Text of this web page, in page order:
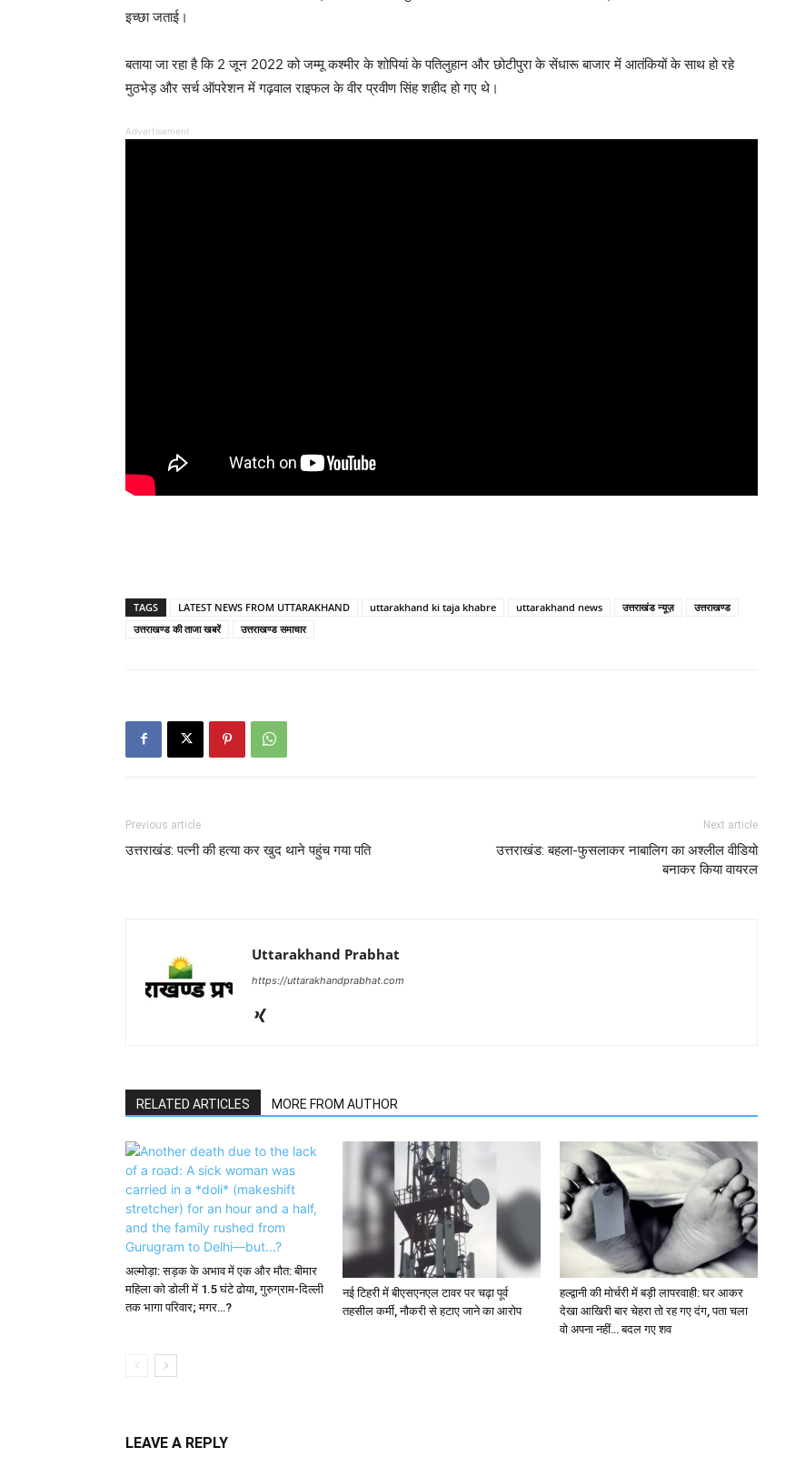
इच्छा जताई।
बताया जा रहा है कि 2 जून 2022 को जम्मू कश्मीर के शोपियां के पतिलुहान और छोटीपुरा के सेंधारू बाजार में आतंकियों के साथ हो रहे
मुठभेड़ और सर्च ऑपरेशन में गढ़वाल राइफल के वीर प्रवीण सिंह शहीद हो गए थे।
Advertisement
TAGS LATEST NEWS FROM UTTARAKHAND uttarakhand ki taja khabre uttarakhand news उत्तराखंड न्यूज़
उत्तराखण्ड
उत्तराखण्ड की ताजा खबरें
उत्तराखण्ड समाचार
Previous article
उत्तराखंड: पत्नी की हत्या कर खुद थाने पहुंच गया पति
Next article
उत्तराखंड: बहला-फुसलाकर नाबालिग का अश्लील वीडियो
बनाकर किया वायरल
Uttarakhand Prabhat
https://uttarakhandprabhat.com
RELATED ARTICLES MORE FROM AUTHOR
अल्मोड़ा: सड़क के अभाव में एक और मौत: बीमार
महिला को डोली में 1.5 घंटे ढोया, गुरुग्राम-दिल्ली
तक भागा परिवार; मगर…?
नई टिहरी में बीएसएनएल टावर पर चढ़ा पूर्व
तहसील कर्मी, नौकरी से हटाए जाने का आरोप
हल्द्वानी की मोर्चरी में बड़ी लापरवाही: घर आकर
देखा आखिरी बार चेहरा तो रह गए दंग, पता चला
वो अपना नहीं… बदल गए शव
LEAVE A REPLY